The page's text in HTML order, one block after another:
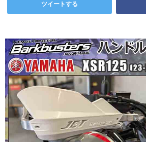
ツイートする